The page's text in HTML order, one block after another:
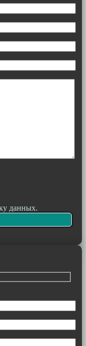
данных.